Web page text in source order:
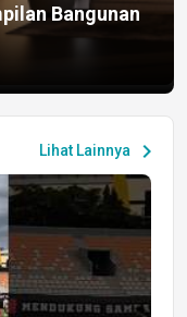
Bangunan
Lihat Lainnya chevron_right